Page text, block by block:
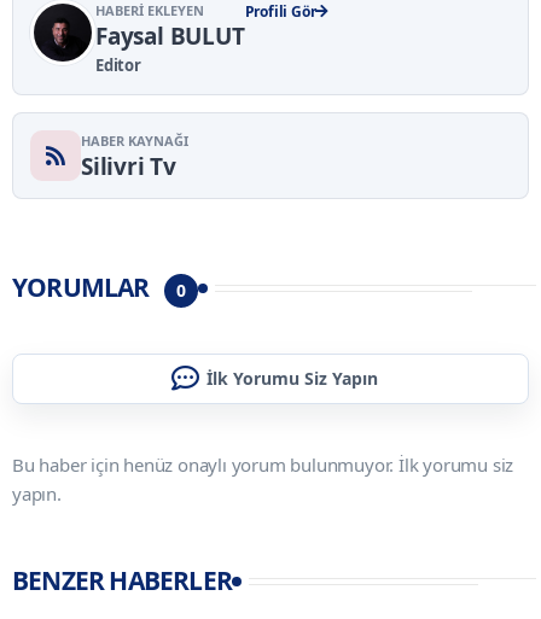
HABERI EKLEYEN
Faysal BULUT
Editor
Profili Gör
HABER KAYNAĞI
Silivri Tv
YORUMLAR 0
İlk Yorumu Siz Yapın
Bu haber için henüz onaylı yorum bulunmuyor. İlk yorumu siz
yapın.
BENZER HABERLER